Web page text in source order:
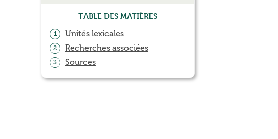
Table des matières
1 Unités lexicales
2 Recherches associées
3 Sources